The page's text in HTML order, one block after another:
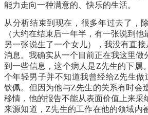
能力走向一种满意的、快乐的生活。
从分析结束到现在，很多年过去了，
（大约在结束后一年半，有一张说到他
另一张说生了一个女儿），我没有直接
消息。我确实从一个目前正在我这里做
到一些信息，这个病人是Z先生的下属
个年轻男子并不知道我曾经给Z先生做
钦佩。但因为他与Z先生的关系有时会
移情，他的报告不能从表面价值上来采
来源知道，Z先生的工作在他的领域内